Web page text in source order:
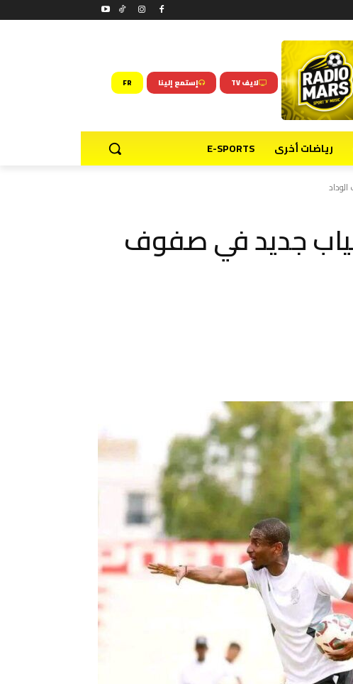
لايف TV إستمع إلينا FR
رياضات أخرى E-SPORTS
جديد في صفوف